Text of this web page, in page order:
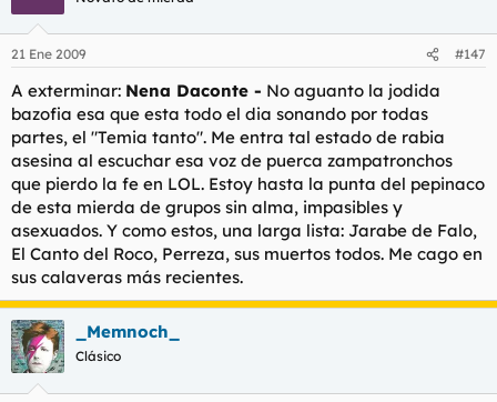
21 Ene 2009 #147
A exterminar: Nena Daconte - No aguanto la jodida
bazofia esa que esta todo el dia sonando por todas
partes, el "Temia tanto". Me entra tal estado de rabia
asesina al escuchar esa voz de puerca zampatronchos
que pierdo la fe en LOL. Estoy hasta la punta del pepinaco
de esta mierda de grupos sin alma, impasibles y
asexuados. Y como estos, una larga lista: Jarabe de Falo,
El Canto del Roco, Perreza, sus muertos todos. Me cago en
sus calaveras más recientes.
_Memnoch_
Clásico